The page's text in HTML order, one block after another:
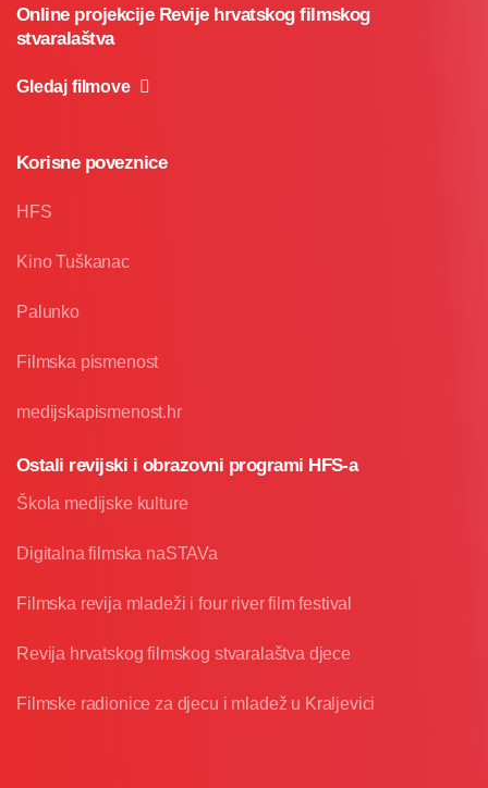
Online projekcije Revije hrvatskog filmskog
stvaralaštva
Gledaj filmove
Korisne poveznice
HFS
Kino Tuškanac
Palunko
Filmska pismenost
medijskapismenost.hr
Ostali revijski i obrazovni programi HFS-a
Škola medijske kulture
Digitalna filmska naSTAVa
Filmska revija mladeži i four river film festival
Revija hrvatskog filmskog stvaralaštva djece
Filmske radionice za djecu i mladež u Kraljevici